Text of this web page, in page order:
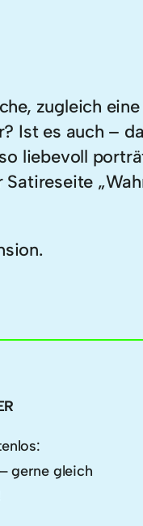
zugleich
Ist es auch –
liebevoll
– gerne gleich